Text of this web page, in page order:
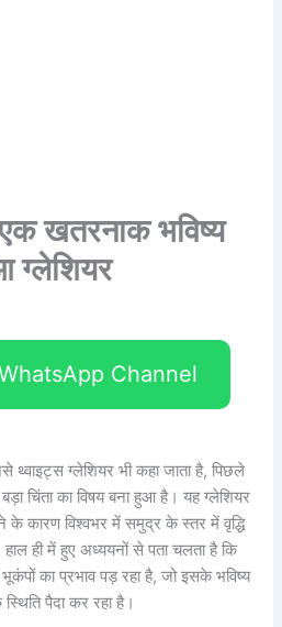
खतरनाक भविष्य
ग्लेशियर
Channel
थ्वाइट्स ग्लेशियर भी कहा जाता है, पिछले
चिंता का विषय बना हुआ है। यह ग्लेशियर
कारण विश्वभर में समुद्र के स्तर में वृद्धि
हाल ही में हुए अध्ययनों से पता चलता है कि
का प्रभाव पड़ रहा है, जो इसके भविष्य
पैदा कर रहा है।